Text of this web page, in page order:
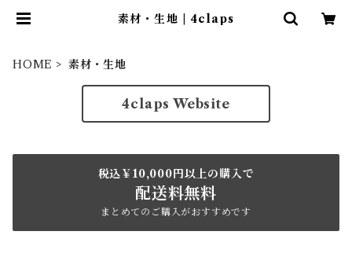
素材・生地 | 4claps
HOME 素材・生地
4claps Website
税込￥10,000円以上の購入で
配送料無料
まとめてのご購入がおすすめです